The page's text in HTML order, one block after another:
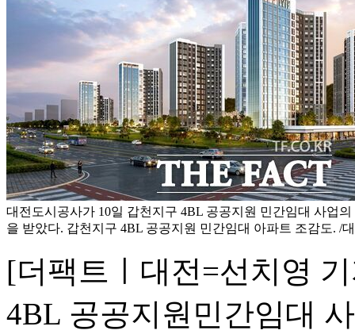
대전도시공사가 10일 갑천지구 4BL 공공지원 민간임대 사업
을 받았다. 갑천지구 4BL 공공지원 민간임대 아파트 조감도. /
[더팩트ㅣ대전=선치영
4BL 공공지원민간임대